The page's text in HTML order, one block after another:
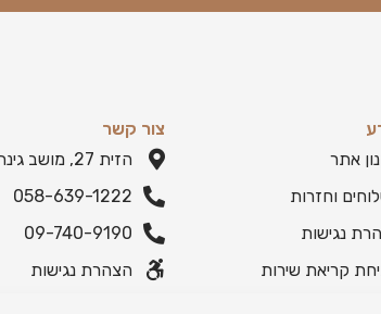
אתר
וחזרות
נגישות
קריאת שירות
צור קשר
הזית 27, מושב גינתון
058-639-1222
09-740-9190
הצהרת נגישות